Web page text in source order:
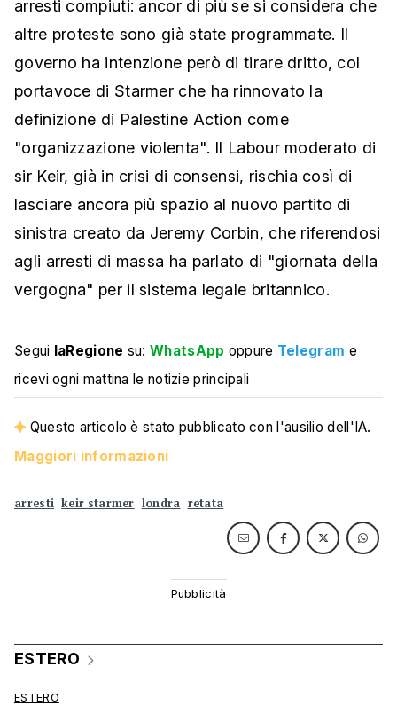
arresti compiuti: ancor di più se si considera che
altre proteste sono già state programmate. Il
governo ha intenzione però di tirare dritto, col
portavoce di Starmer che ha rinnovato la
definizione di Palestine Action come
"organizzazione violenta". Il Labour moderato di
sir Keir, già in crisi di consensi, rischia così di
lasciare ancora più spazio al nuovo partito di
sinistra creato da Jeremy Corbin, che riferendosi
agli arresti di massa ha parlato di "giornata della
vergogna" per il sistema legale britannico.
Segui laRegione su:WhatsApp oppure Telegram e
ricevi ogni mattina le notizie principali
Questo articolo è stato pubblicato con l'ausilio dell'IA.
Maggiori informazioni
arresti keir starmer londra retata
ESTERO
ESTERO